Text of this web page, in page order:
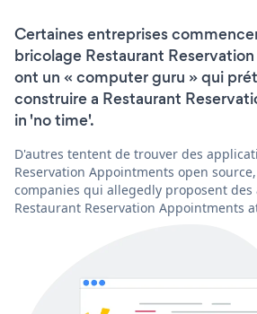
Certaines entreprises
bricolage Restaurant
ont un « computer guru » qui
construire a Restaurant
in 'no time'.
D'autres tentent de trouver des
Reservation Appointments open
companies qui allegedly proposent des
Restaurant Reservation Appointments